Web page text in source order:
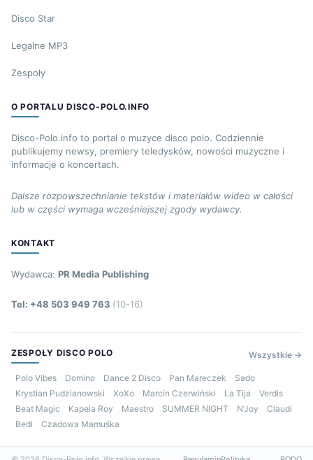
Disco Star
Legalne MP3
Zespoły
O PORTALU DISCO-POLO.INFO
Disco-Polo.info to portal o muzyce disco polo. Codziennie
publikujemy newsy, premiery teledysków, nowości muzyczne i
informacje o koncertach.
Dalsze rozpowszechnianie tekstów i materiałów wideo w całości
lub w części wymaga wcześniejszej zgody wydawcy.
KONTAKT
Wydawca: PR Media Publishing
Tel: +48 503 949 763 (10-16)
ZESPOŁY DISCO POLO Wszystkie →
Polo Vibes Domino Dance 2 Disco Pan Mareczek
Sado
Krystian Pudzianowski
XoXo Marcin Czerwiński La Tija
Verdis
Beat Magic
Kapela Roy Maestro SUMMER NIGHT N’Joy
Claudi
Bedi
Czadowa Mamuśka